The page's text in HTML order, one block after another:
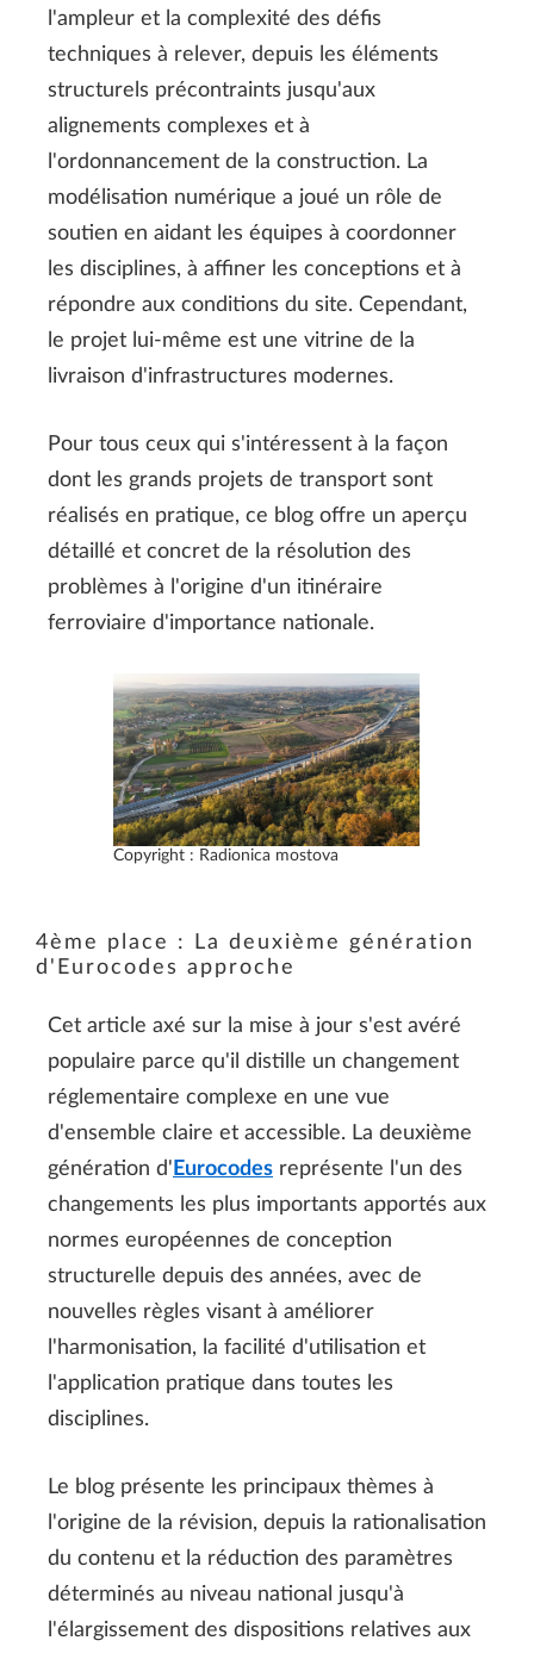
l'ampleur et la complexité des défis
techniques à relever, depuis les éléments
structurels précontraints jusqu'aux
alignements complexes et à
l'ordonnancement de la construction. La
modélisation numérique a joué un rôle de
soutien en aidant les équipes à coordonner
les disciplines, à affiner les conceptions et à
répondre aux conditions du site. Cependant,
le projet lui-même est une vitrine de la
livraison d'infrastructures modernes.
Pour tous ceux qui s'intéressent à la façon
dont les grands projets de transport sont
réalisés en pratique, ce blog offre un aperçu
détaillé et concret de la résolution des
problèmes à l'origine d'un itinéraire
ferroviaire d'importance nationale.
Copyright : Radionica mostova
4ème place : La deuxième génération
d'Eurocodes approche
Cet article axé sur la mise à jour s'est avéré
populaire parce qu'il distille un changement
réglementaire complexe en une vue
d'ensemble claire et accessible. La deuxième
génération d' Eurocodes représente l'un des
changements les plus importants apportés aux
normes européennes de conception
structurelle depuis des années, avec de
nouvelles règles visant à améliorer
l'harmonisation, la facilité d'utilisation et
l'application pratique dans toutes les
disciplines.
Le blog présente les principaux thèmes à
l'origine de la révision, depuis la rationalisation
du contenu et la réduction des paramètres
déterminés au niveau national jusqu'à
l'élargissement des dispositions relatives aux